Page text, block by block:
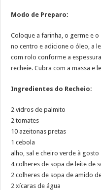
Modo de Preparo:
Coloque a farinha, o germe e o
no centro e adicione o óleo, a
com rolo conforme a
recheie. Cubra com a massa e
Ingredientes do Recheio:
2 vidros de palmito
2 tomates
10 azeitonas pretas
1 cebola
alho, sal e cheiro verde à gosto
4 colheres de sopa de leite de
2 colheres de sopa de amido
2 xícaras de água